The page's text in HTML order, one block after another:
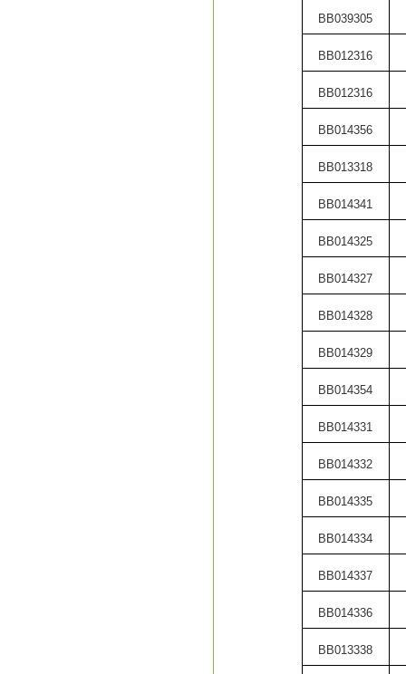
BB039305
BB012316
BB012316
BB014356
BB013318
BB014341
BB014325
BB014327
BB014328
BB014329
BB014354
BB014331
BB014332
BB014335
BB014334
BB014337
BB014336
BB013338